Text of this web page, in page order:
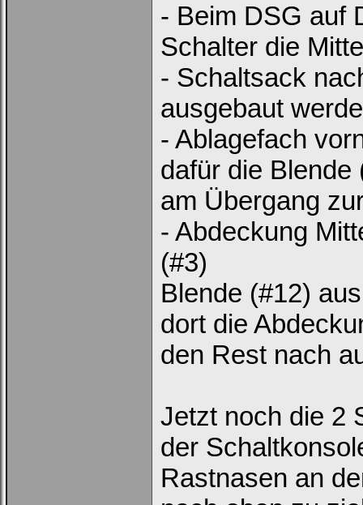
- Beim DSG auf
Schalter die
- Schaltsack
ausgebaut
- Ablagefach
dafür die
am Übergang
- Abdeckung
(#3)
Blende (#12)
dort die
den Rest nach
Jetzt noch die 2
der
Rastnasen an